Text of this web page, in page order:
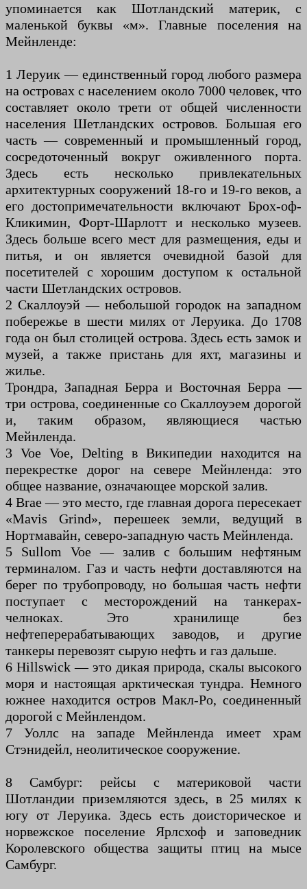
упоминается как Шотландский материк, с
маленькой буквы «м». Главные поселения на
Мейнленде:
1 Леруик — единственный город любого размера
на островах с населением около 7000 человек, что
составляет около трети от общей численности
населения Шетландских островов. Большая его
часть — современный и промышленный город,
сосредоточенный вокруг оживленного порта.
Здесь есть несколько привлекательных
архитектурных сооружений 18-го и 19-го веков, а
его достопримечательности включают Брох-оф-
Кликимин, Форт-Шарлотт и несколько музеев.
Здесь больше всего мест для размещения, еды и
питья, и он является очевидной базой для
посетителей с хорошим доступом к остальной
части Шетландских островов.
2 Скаллоуэй — небольшой городок на западном
побережье в шести милях от Леруика. До 1708
года он был столицей острова. Здесь есть замок и
музей, а также пристань для яхт, магазины и
жилье.
Трондра, Западная Берра и Восточная Берра —
три острова, соединенные со Скаллоуэем дорогой
и, таким образом, являющиеся частью
Мейнленда.
3 Voe Voe, Delting в Википедии находится на
перекрестке дорог на севере Мейнленда: это
общее название, означающее морской залив.
4 Brae — это место, где главная дорога пересекает
«Mavis Grind», перешеек земли, ведущий в
Нортмавайн, северо-западную часть Мейнленда.
5 Sullom Voe — залив с большим нефтяным
терминалом. Газ и часть нефти доставляются на
берег по трубопроводу, но большая часть нефти
поступает с месторождений на танкерах-
челноках. Это хранилище без
нефтеперерабатывающих заводов, и другие
танкеры перевозят сырую нефть и газ дальше.
6 Hillswick — это дикая природа, скалы высокого
моря и настоящая арктическая тундра. Немного
южнее находится остров Макл-Ро, соединенный
дорогой с Мейнлендом.
7 Уоллс на западе Мейнленда имеет храм
Стэнидейл, неолитическое сооружение.
8 Самбург: рейсы с материковой части
Шотландии приземляются здесь, в 25 милях к
югу от Леруика. Здесь есть доисторическое и
норвежское поселение Ярлсхоф и заповедник
Королевского общества защиты птиц на мысе
Самбург.